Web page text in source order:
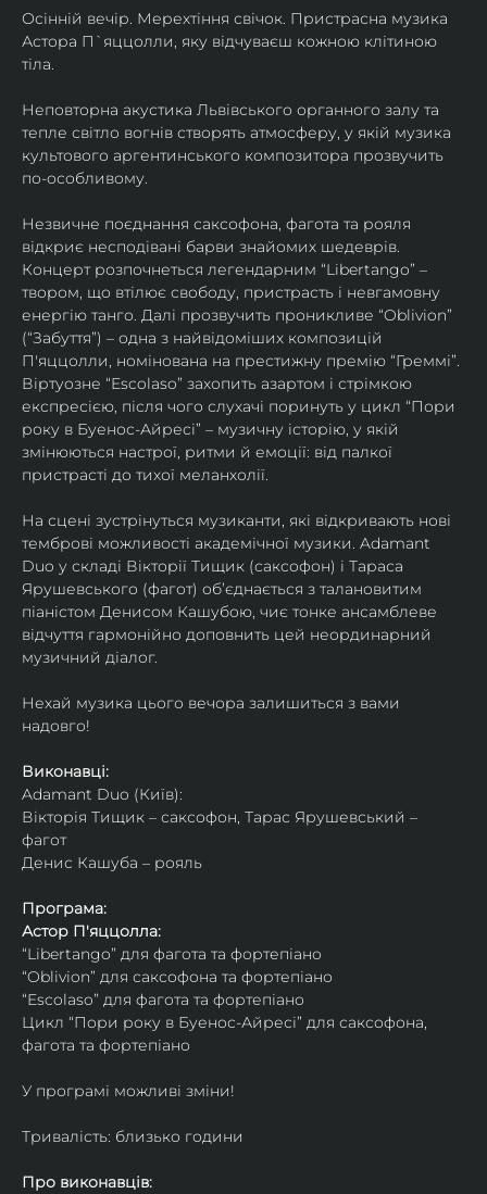
Осінній вечір. Мерехтіння свічок. Пристрасна музика
Астора П`яццолли, яку відчуваєш кожною клітиною
тіла.
Неповторна акустика Львівського органного залу та
тепле світло вогнів створять атмосферу, у якій музика
культового аргентинського композитора прозвучить
по-особливому.
Незвичне поєднання саксофона, фагота та рояля
відкриє несподівані барви знайомих шедеврів.
Концерт розпочнеться легендарним “Libertango” –
твором, що втілює свободу, пристрасть і невгамовну
енергію танго. Далі прозвучить проникливе “Oblivion”
(“Забуття”) – одна з найвідоміших композицій
П'яццолли, номінована на престижну премію “Греммі”.
Віртуозне “Escolaso” захопить азартом і стрімкою
експресією, після чого слухачі поринуть у цикл “Пори
року в Буенос-Айресі” – музичну історію, у якій
змінюються настрої, ритми й емоції: від палкої
пристрасті до тихої меланхолії.
На сцені зустрінуться музиканти, які відкривають нові
темброві можливості академічної музики. Adamant
Duo у складі Вікторії Тищик (саксофон) і Тараса
Ярушевського (фагот) об’єднається з талановитим
піаністом Денисом Кашубою, чиє тонке ансамблеве
відчуття гармонійно доповнить цей неординарний
музичний діалог.
Нехай музика цього вечора залишиться з вами
надовго!
Виконавці:
Adamant Duo (Київ):
Вікторія Тищик – саксофон, Тарас Ярушевський –
фагот
Денис Кашуба – рояль
Програма:
Астор П'яццолла:
“Libertango” для фагота та фортепіано
“Oblivion” для саксофона та фортепіано
“Escolaso” для фагота та фортепіано
Цикл “Пори року в Буенос-Айресі” для саксофона,
фагота та фортепіано
У програмі можливі зміни!
Тривалість: близько години
Про виконавців: